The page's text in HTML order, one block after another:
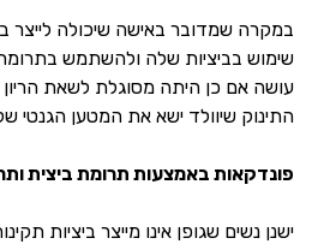
במקרה שמדובר באישה שיכולה לייצר
שימוש בביציות שלה ולהשתמש
עושה אם כן היתה מסוגלת לשאת
התינוק שיוולד ישא את המטען הגנטי
פונדקאות באמצעות תרומת ביצית
ישנן נשים שגופן אינו מייצר ביציות